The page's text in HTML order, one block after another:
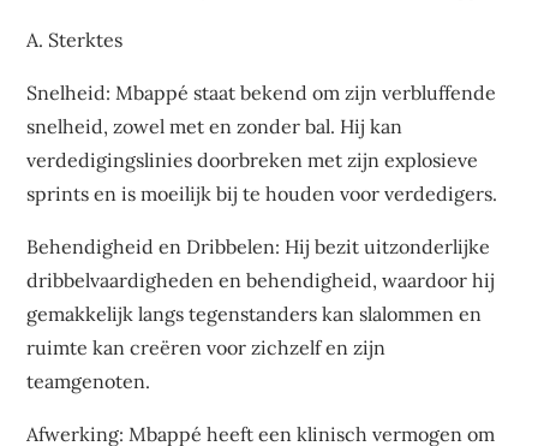
A. Sterktes
Snelheid: Mbappé staat bekend om zijn verbluffende
snelheid, zowel met en zonder bal. Hij kan
verdedigingslinies doorbreken met zijn explosieve
sprints en is moeilijk bij te houden voor verdedigers.
Behendigheid en Dribbelen: Hij bezit uitzonderlijke
dribbelvaardigheden en behendigheid, waardoor hij
gemakkelijk langs tegenstanders kan slalommen en
ruimte kan creëren voor zichzelf en zijn
teamgenoten.
Afwerking: Mbappé heeft een klinisch vermogen om